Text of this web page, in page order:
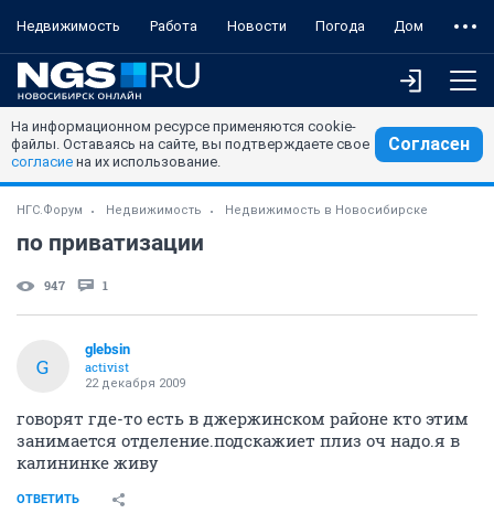
Недвижимость Работа Новости Погода Дом
На информационном ресурсе применяются cookie-
файлы. Оставаясь на сайте, вы подтверждаете свое
согласие на их использование.
Согласен
НГС.Форум Недвижимость Недвижимость в Новосибирске
по приватизации
947 1
G
glebsin
activist
22 декабря 2009
говорят где-то есть в джержинском районе кто этим
занимается отделение.подскажиет плиз оч надо.я в
калининке живу
ОТВЕТИТЬ